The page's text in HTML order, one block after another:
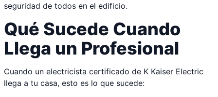
seguridad de todos en el edificio.
Qué Sucede Cuando
Llega un Profesional
Cuando un electricista certificado de K Kaiser Electric
llega a tu casa, esto es lo que sucede: